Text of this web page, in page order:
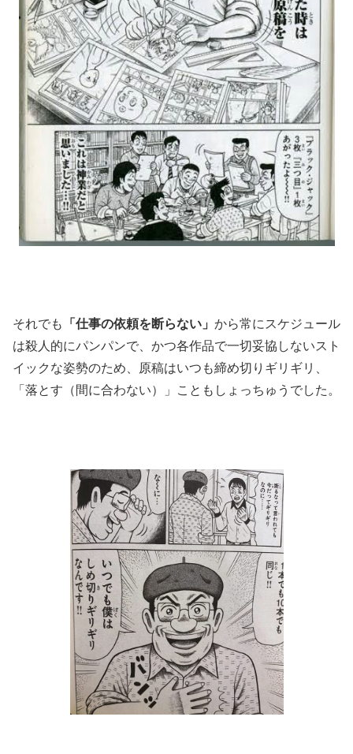
それでも 「仕事の依頼を断らない」 から常にスケジュール
は殺人的にパンパンで、かつ各作品で一切妥協しないスト
イックな姿勢のため、原稿はいつも締め切りギリギリ、
「落とす（間に合わない）」こともしょっちゅうでした。